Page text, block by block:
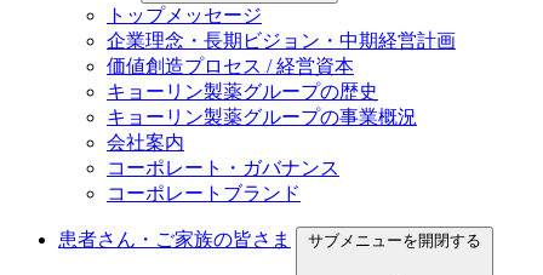
トップメッセージ
企業理念・長期ビジョン・中期経営計画
価値創造プロセス / 経営資本
キョーリン製薬グループの歴史
キョーリン製薬グループの事業概況
会社案内
コーポレート・ガバナンス
コーポレートブランド
患者さん・ご家族の皆さま サブメニューを開閉する